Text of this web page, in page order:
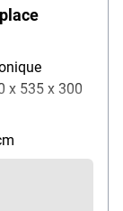
x 535 x 300